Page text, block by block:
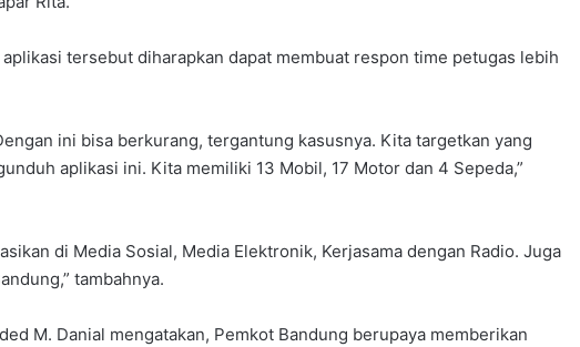
tersebut diharapkan dapat membuat respon time petugas lebih
ini bisa berkurang, tergantung kasusnya. Kita targetkan yang
aplikasi ini. Kita memiliki 13 Mobil, 17 Motor dan 4 Sepeda,”
di Media Sosial, Media Elektronik, Kerjasama dengan Radio. Juga
tambahnya.
M. Danial mengatakan, Pemkot Bandung berupaya memberikan